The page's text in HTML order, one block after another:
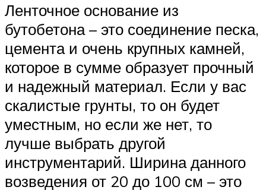
Ленточное основание из
бутобетона – это соединение песка,
цемента и очень крупных камней,
которое в сумме образует прочный
и надежный материал. Если у вас
скалистые грунты, то он будет
уместным, но если же нет, то
лучше выбрать другой
инструментарий. Ширина данного
возведения от 20 до 100 см – это